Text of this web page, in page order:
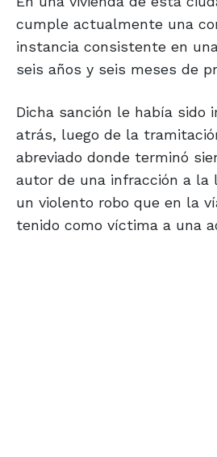
cumple actualmente una
instancia consistente en
seis años y seis meses de
Dicha sanción le había sido
atrás, luego de la
abreviado donde terminó
autor de una infracción a la
un violento robo que en la
tenido como víctima a una